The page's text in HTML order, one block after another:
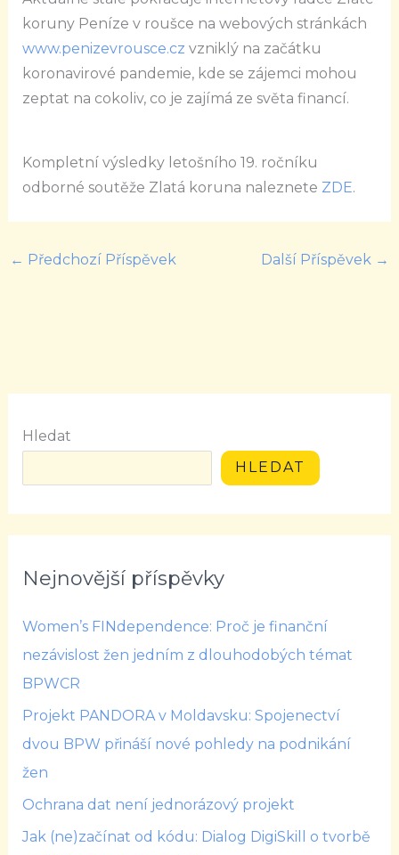
koruny Peníze v roušce na webových stránkách
www.penizevrousce.cz vzniklý na začátku
koronavirové pandemie, kde se zájemci mohou
zeptat na cokoliv, co je zajímá ze světa financí.
Kompletní výsledky letošního 19. ročníku
odborné soutěže Zlatá koruna naleznete ZDE.
← Předchozí Příspěvek Další Příspěvek →
Hledat
HLEDAT
Nejnovější příspěvky
Women’s FINdependence: Proč je finanční
nezávislost žen jedním z dlouhodobých témat
BPWCR
Projekt PANDORA v Moldavsku: Spojenectví
dvou BPW přináší nové pohledy na podnikání
žen
Ochrana dat není jednorázový projekt
Jak (ne)začínat od kódu: Dialog DigiSkill o tvorbě